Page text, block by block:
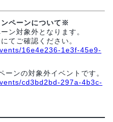
ペーンについて※
ン対象外となります。
てご確認ください。
16e4e236-1e3f-45e9-
ンの対象外イベントです。
cd3bd2bd-297a-4b3c-